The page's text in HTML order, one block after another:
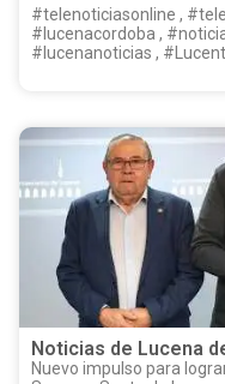
#telenoticiasonline ,
#lucenacordoba ,
#lucenanoticias ,
Noticias de Lucena
Nuevo impulso para